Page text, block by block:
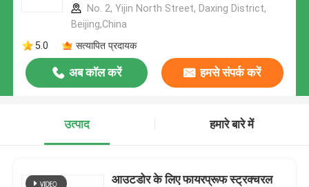
No. 2, Yijin North Street, Daxing District,
Beijing,China
5.0
सत्यापित प्रदायक
अब कॉल करें हमसे संपर्क करें
उत्पाद हमारे बारे में
आउटडोर के लिए फायरप्रूफ स्ट्रक्चरल